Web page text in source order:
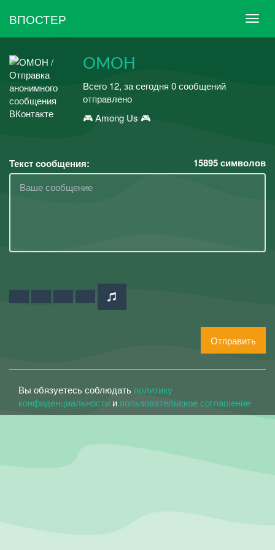
ВПОСТЕР
ОМОН
Всего 12, за сегодня 0 сообщений
отправлено
🎮 Among Us 🎮
Текст сообщения: 15895символов
Отправить
Вы обязуетесь соблюдать политику
конфиденциальности и пользовательское соглашение